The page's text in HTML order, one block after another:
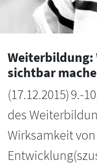
Weiterbildung:
sichtbar
(17.12.2015)9.-
des
Wirksamkeit von